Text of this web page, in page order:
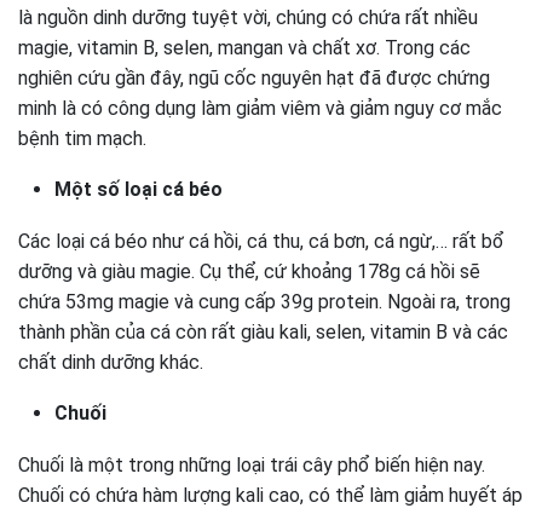
là nguồn dinh dưỡng tuyệt vời, chúng có chứa rất nhiều
magie, vitamin B, selen, mangan và chất xơ. Trong các
nghiên cứu gần đây, ngũ cốc nguyên hạt đã được chứng
minh là có công dụng làm giảm viêm và giảm nguy cơ mắc
bệnh tim mạch.
Một số loại cá béo
Các loại cá béo như cá hồi, cá thu, cá bơn, cá ngừ,… rất bổ
dưỡng và giàu magie. Cụ thể, cứ khoảng 178g cá hồi sẽ
chứa 53mg magie và cung cấp 39g protein. Ngoài ra, trong
thành phần của cá còn rất giàu kali, selen, vitamin B và các
chất dinh dưỡng khác.
Chuối
Chuối là một trong những loại trái cây phổ biến hiện nay.
Chuối có chứa hàm lượng kali cao, có thể làm giảm huyết áp